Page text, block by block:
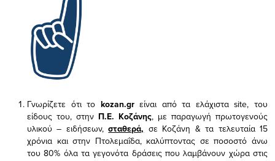
Γνωρίζετε ότι το kozan.gr είναι από τα ελάχισταsite, του
είδους του, στην Π.Ε. Κοζάνης, με παραγωγή πρωτογενούς
υλικού – ειδήσεων,σταθερά, σε Κοζάνη & τα τελευταία 15
χρόνια και στην Πτολεμαΐδα, καλύπτοντας σε ποσοστό άνω
του 80% όλα τα γεγονότα δράσεις που λαμβάνουν χώρα στις